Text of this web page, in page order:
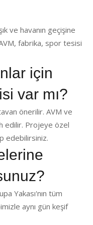
ve havanın geçişine
AVM, fabrika, spor tesisi
için
var mı?
önerilir. AVM ve
edilir. Projeye özel
edebilirsiniz.
Yakası'nın tüm
aynı gün keşif